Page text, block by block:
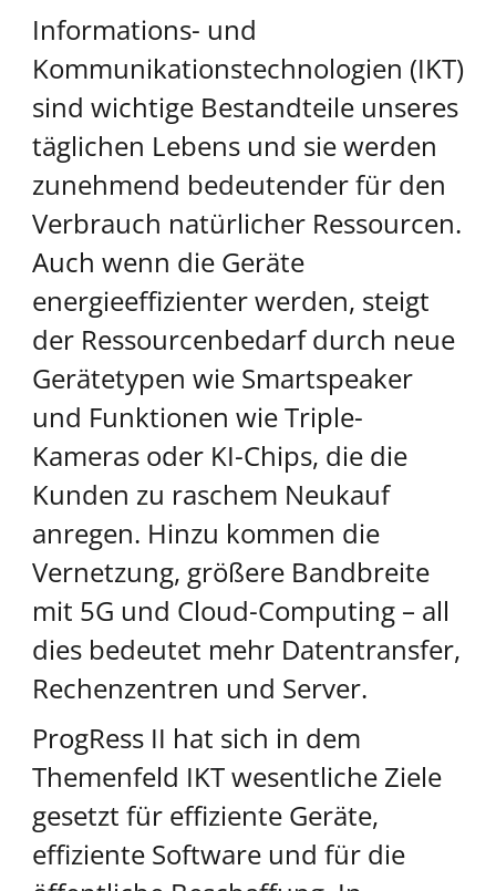
Informations- und
Kommunikationstechnologien (IKT)
sind wichtige Bestandteile unseres
täglichen Lebens und sie werden
zunehmend bedeutender für den
Verbrauch natürlicher Ressourcen.
Auch wenn die Geräte
energieeffizienter werden, steigt
der Ressourcenbedarf durch neue
Gerätetypen wie Smartspeaker
und Funktionen wie Triple-
Kameras oder KI-Chips, die die
Kunden zu raschem Neukauf
anregen. Hinzu kommen die
Vernetzung, größere Bandbreite
mit 5G und Cloud-Computing – all
dies bedeutet mehr Datentransfer,
Rechenzentren und Server.
ProgRess II hat sich in dem
Themenfeld IKT wesentliche Ziele
gesetzt für effiziente Geräte,
effiziente Software und für die